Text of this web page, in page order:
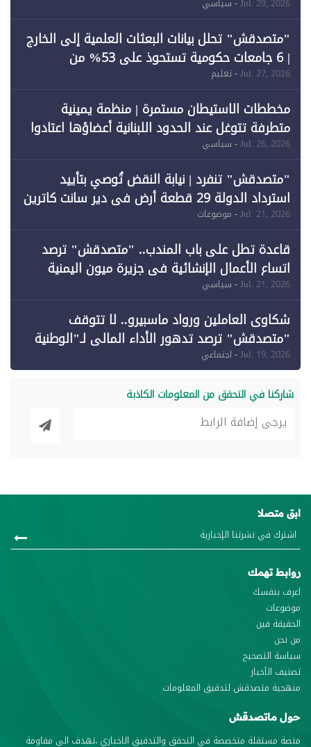
احتياجات الطاقة
Jul. 29, 2026- سياسي
"متصدقش" تحلل بيانات البعثات العلمية إلى الخارج
| 6 جامعات حكومية تستحوذ على 53% من
Jul. 27, 2026- تعليم
مخططات الاستيطان مستمرة | منظمة يمينية
متطرفة تتوغل عند الحدود اللبنانية أعضاؤها اعتادوا
خرق الحدود
Jul. 26, 2026- سياسي
"متصدقش" تنفرد | نيابة النقض تُوصي بتأييد
استرداد الدولة 29 قطعة أرض في دير سانت كاترين
وقبول طعن الحكومة جزئيًا (1)
Jul. 21, 2026- موضوعات
قاعدة تطل على باب المندب.. "متصدقش" ترصد
اتساع الأعمال الإنشائية في جزيرة ميون اليمنية
Jul. 21, 2026- سياسي
شكاوى العاملين ورواد ماسبيرو.. لا تتوقف
"متصدقش" ترصد تدهور الأداء المالي لـ"الوطنية
للإعلام"
Jul. 19, 2026- اجتماعي
شاركنا في التحقق من المعلومات الكاذبة
ابق متصلا
روابط تهمك
اعرف بنفسك
موضوعات
الحقيقة فين
من نحن
سياسة التصحيح
تصنيف الأخبار
منهجية متصدقش لتدقيق المعلومات
حول ماتصدقش
منصة مستقلة متخصصة في التحقق والتدقيق الاخباري ،تهدف الى مقاومة